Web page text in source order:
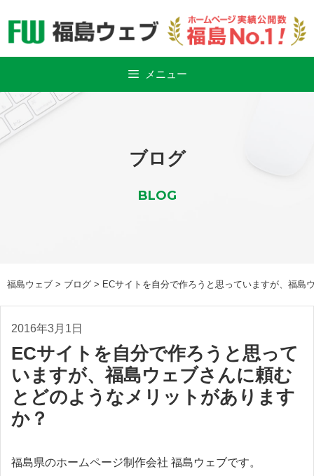
メニュー
ブログ
BLOG
福島ウェブ > ブログ > ECサイトを自分で作ろうと思っていますが、福島
2016年3月1日
ECサイトを自分で作ろうと思って
いますが、福島ウェブさんに頼む
とどのようなメリットがあります
か？
福島県のホームページ制作会社 福島ウェブです。